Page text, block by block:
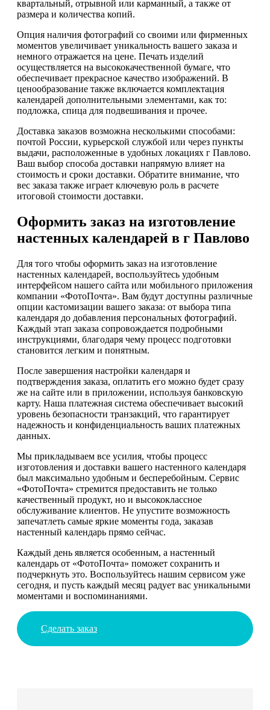
квартальный, отрывной или карманный, а также от
размера и количества копий.
Опция наличия фотографий со своими или фирменных
моментов увеличивает уникальность вашего заказа и
немного отражается на цене. Печать изделий
осуществляется на высококачественной бумаге, что
обеспечивает прекрасное качество изображений. В
ценообразование также включается комплектация
календарей дополнительными элементами, как то:
подложка, спица для подвешивания и прочее.
Доставка заказов возможна несколькими способами:
почтой России, курьерской службой или через пункты
выдачи, расположенные в удобных локациях г Павлово.
Ваш выбор способа доставки напрямую влияет на
стоимость и сроки доставки. Обратите внимание, что
вес заказа также играет ключевую роль в расчете
итоговой стоимости доставки.
Оформить заказ на изготовление
настенных календарей в г Павлово
Для того чтобы оформить заказ на изготовление
настенных календарей, воспользуйтесь удобным
интерфейсом нашего сайта или мобильного приложения
компании «ФотоПочта». Вам будут доступны различные
опции кастомизации вашего заказа: от выбора типа
календаря до добавления персональных фотографий.
Каждый этап заказа сопровождается подробными
инструкциями, благодаря чему процесс подготовки
становится легким и понятным.
После завершения настройки календаря и
подтверждения заказа, оплатить его можно будет сразу
же на сайте или в приложении, используя банковскую
карту. Наша платежная система обеспечивает высокий
уровень безопасности транзакций, что гарантирует
надежность и конфиденциальность ваших платежных
данных.
Мы прикладываем все усилия, чтобы процесс
изготовления и доставки вашего настенного календаря
был максимально удобным и бесперебойным. Сервис
«ФотоПочта» стремится предоставить не только
качественный продукт, но и высококлассное
обслуживание клиентов. Не упустите возможность
запечатлеть самые яркие моменты года, заказав
настенный календарь прямо сейчас.
Каждый день является особенным, а настенный
календарь от «ФотоПочта» поможет сохранить и
подчеркнуть это. Воспользуйтесь нашим сервисом уже
сегодня, и пусть каждый месяц радует вас уникальными
моментами и воспоминаниями.
Сделать заказ